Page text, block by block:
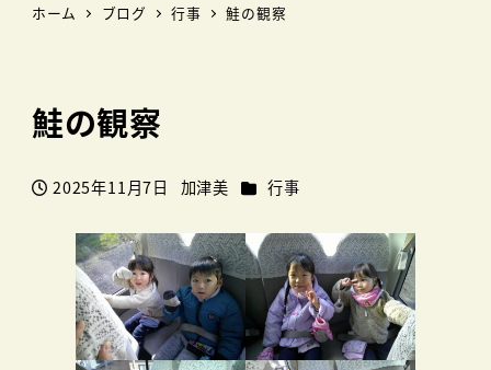
ホーム ブログ 行事 鮭の観察
鮭の観察
投稿日
2025年11月7日
著
加津美 カテゴリー
行事